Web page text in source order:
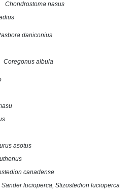
Chondrostoma nasus
daniconius
Coregonus albula
asotus
canadense
Sander lucioperca, Stizostedion lucioperca